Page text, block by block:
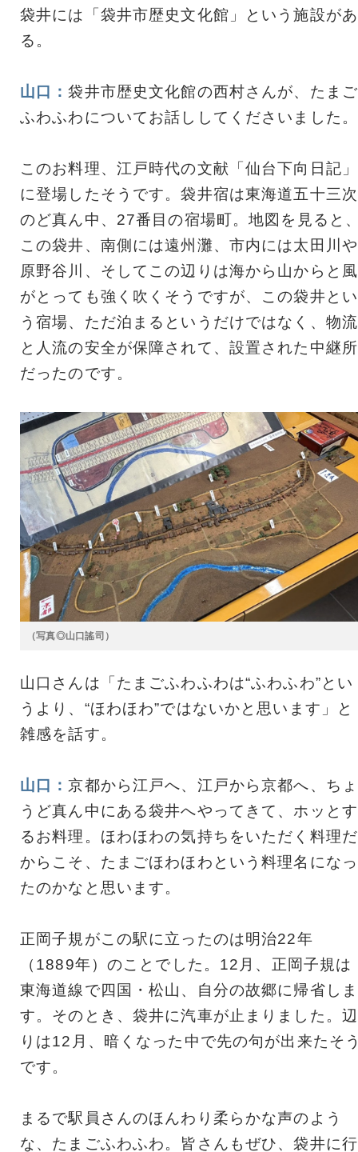
袋井には「袋井市歴史文化館」という施設があ
る。
山口：袋井市歴史文化館の西村さんが、たまご
ふわふわについてお話ししてくださいました。
このお料理、江戸時代の文献「仙台下向日記」
に登場したそうです。袋井宿は東海道五十三次
のど真ん中、27番目の宿場町。地図を見ると
この袋井、南側には遠州灘、市内には太田川や
原野谷川、そしてこの辺りは海から山からと風
がとっても強く吹くそうですが、この袋井とい
う宿場、ただ泊まるというだけではなく、物流
と人流の安全が保障されて、設置された中継所
だったのです。
（写真◎山口謠司）
山口さんは「たまごふわふわは“ふわふわ”とい
うより、“ほわほわ”ではないかと思います」と
雑感を話す。
山口：京都から江戸へ、江戸から京都へ、ちょ
うど真ん中にある袋井へやってきて、ホッとす
るお料理。ほわほわの気持ちをいただく料理だ
からこそ、たまごほわほわという料理名になっ
たのかなと思います。
正岡子規がこの駅に立ったのは明治22年
（1889年）のことでした。12月、正岡子規は
東海道線で四国・松山、自分の故郷に帰省しま
す。そのとき、袋井に汽車が止まりました。辺
りは12月、暗くなった中で先の句が出来たそ
です。
まるで駅員さんのほんわり柔らかな声のよう
な、たまごふわふわ。皆さんもぜひ、袋井に行